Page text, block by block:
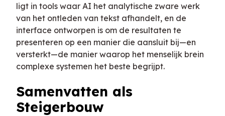
ligt in tools waar AI het analytische zware werk
van het ontleden van tekst afhandelt, en de
interface ontworpen is om de resultaten te
presenteren op een manier die aansluit bij—en
versterkt—de manier waarop het menselijk brein
complexe systemen het beste begrijpt.
Samenvatten als
Steigerbouw